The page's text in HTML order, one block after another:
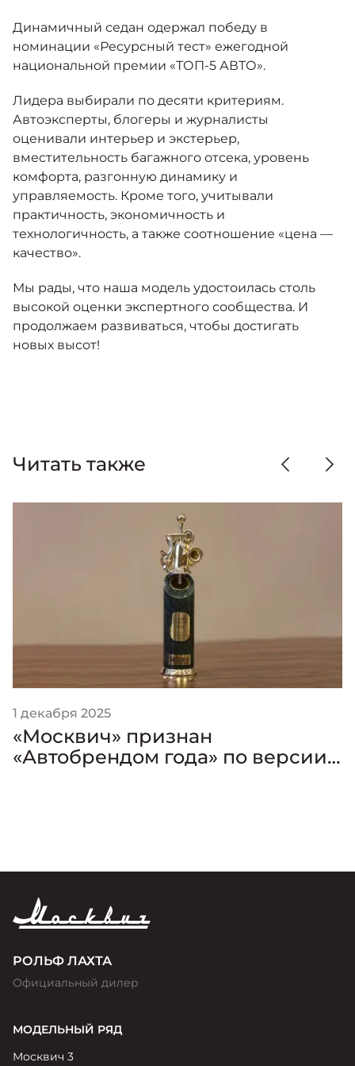
Яркий динамичный седан
от 2 237 000 ₽*
Москвич 3 с ручным
управлением (РУ)
Кроссовер, создающий равные
возможности
от 2 069 000 ₽*
Москвич 8
от 3 125 000 ₽*
Кредитные программы
Спецпредложения
Калькулятор трейд-ин
Страховые программы
Моторное масло
СЕРВИСНЫЕ АКЦИИ
АКСЕССУАРЫ
КОНТАКТЫ
Динамичный седан одержал победу в
номинации «Ресурсный тест» ежегодной
национальной премии «ТОП-5 АВТО».
Лидера выбирали по десяти критериям.
Автоэксперты, блогеры и журналисты
оценивали интерьер и экстерьер,
вместительность багажного отсека, уровень
комфорта, разгонную динамику и
управляемость. Кроме того, учитывали
практичность, экономичность и
технологичность, а также соотношение «цена —
качество».
Мы рады, что наша модель удостоилась столь
высокой оценки экспертного сообщества. И
продолжаем развиваться, чтобы достигать
новых высот!
Читать также
1 декабря 2025
«Москвич» признан
«Автобрендом года» по версии
РОЛЬФ ЛАХТА
Официальный дилер
МОДЕЛЬНЫЙ РЯД
Москвич 3